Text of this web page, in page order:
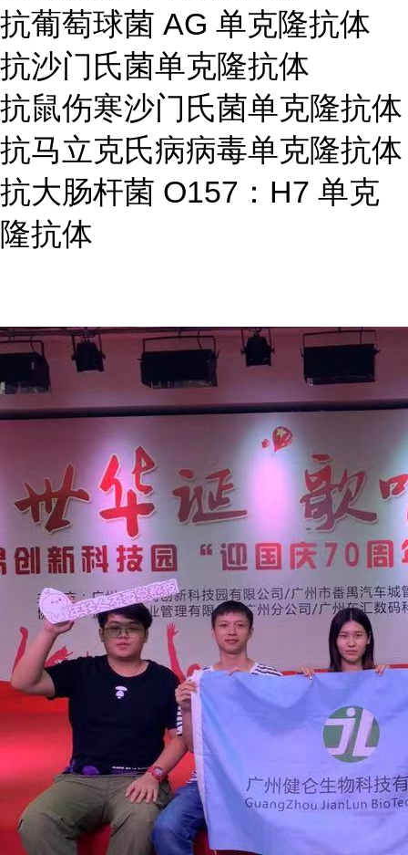
抗葡萄球菌 AG 单克隆抗体
抗沙门氏菌单克隆抗体
抗鼠伤寒沙门氏菌单克隆抗体
抗马立克氏病病毒单克隆抗体
抗大肠杆菌 O157：H7 单克
隆抗体